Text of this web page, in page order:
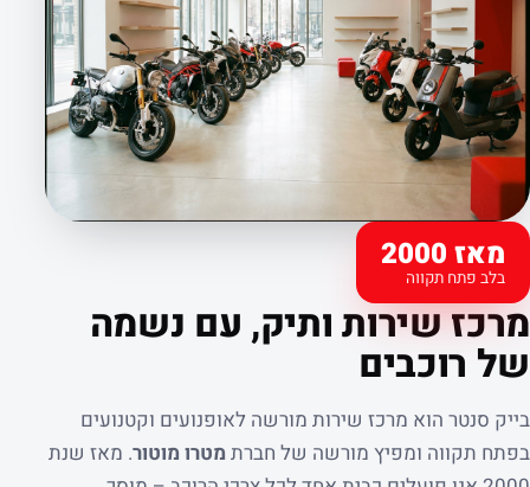
מאז 2000
בלב פתח תקווה
קצת עלינו
מרכז שירות ותיק, עם נשמה
של רוכבים
בייק סנטר הוא מרכז שירות מורשה לאופנועים וקטנועים
בפתח תקווה ומפיץ מורשה של חברת מטרו מוטור. מאז שנת